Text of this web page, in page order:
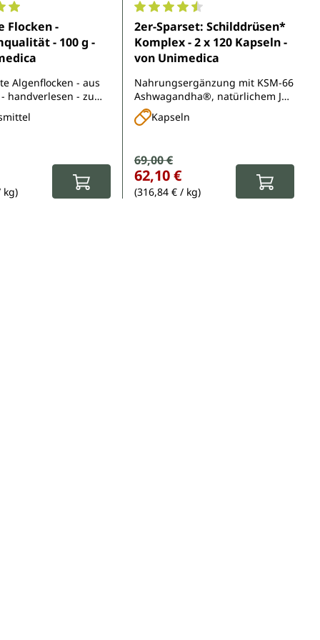
Bewertung von 5 von 5 Sternen
Flocken -
- 100 g -
Algenflocken - aus
handverlesen - zum
leckere
kg)
Durchschnittliche Bewertung von
2er-Sparset: Schilddrüsen*
Komplex - 2 x 120 Kapseln -
von Unimedica
Nahrungsergänzung mit KSM-66
Ashwagandha®, natürlichem Jod
aus Braunalgen, Selen, Tyrosin,
Zink, Mangan und Vitaminen
Kapseln
Verkaufspreis:
Regulärer Preis:
69,00 €
62,10 €
(316,84 € / kg)